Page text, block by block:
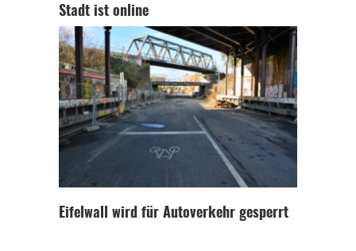
Stadt ist online
Eifelwall wird für Autoverkehr gesperrt